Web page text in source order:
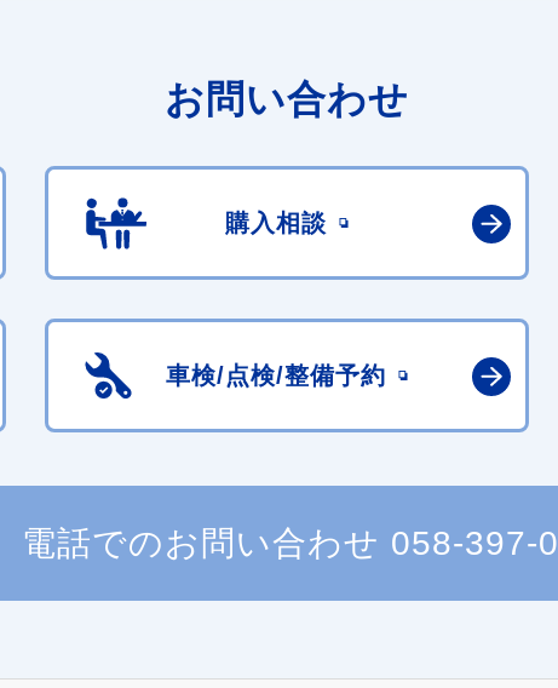
お問い合わせ
購入相談
車検/点検/整備予約
電話でのお問い合わせ 058-397-